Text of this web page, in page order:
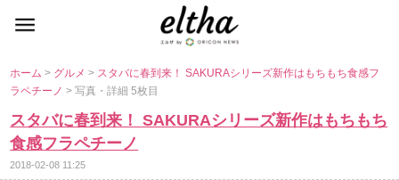
ホーム> グルメ> スタバに春到来！ SAKURAシリーズ新作はもちもち食感フ
ラペチーノ> 写真・詳細 5枚目
スタバに春到来！ SAKURAシリーズ新作はもちもち
食感フラペチーノ
2018-02-08 11:25